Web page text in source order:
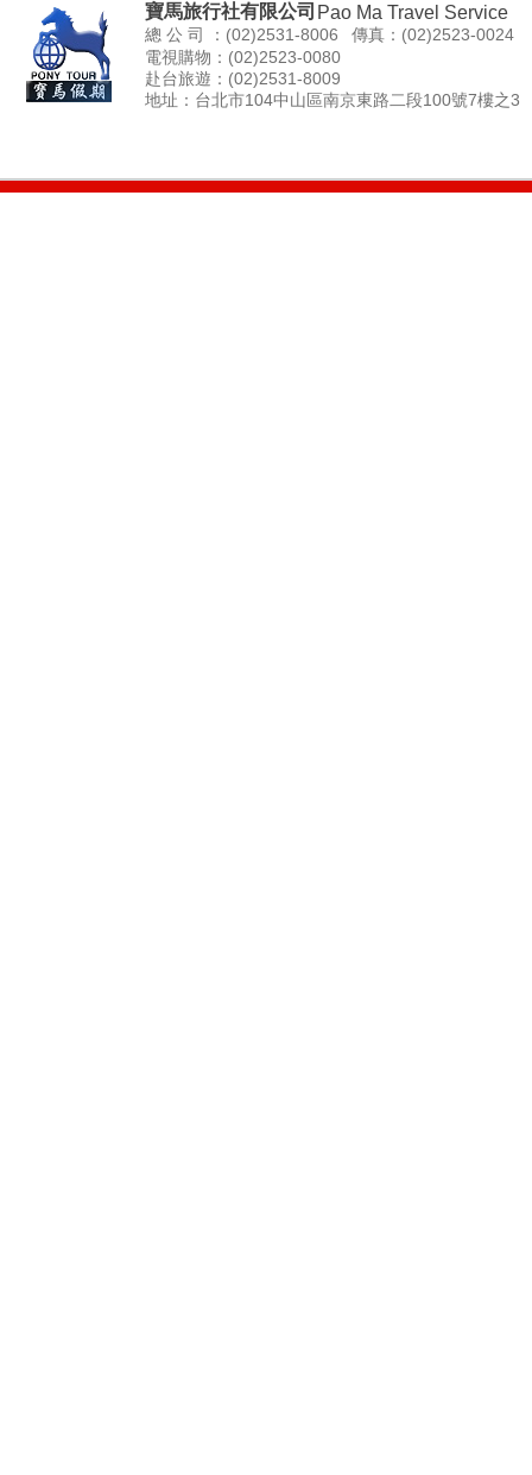
寶馬旅行社有限公司 Pao Ma Travel Service
總 公 司 ：(02)2531-8006
傳真：(02)2523-0024
電視購物：(02)2523-0080
赴台旅遊：(02)2531-8009
地址：台北市104中山區南京東路二段100號7樓之3